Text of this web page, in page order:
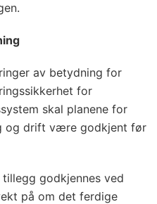
av betydning for
for
skal planene for
og drift være godkjent før
godkjennes ved
på om det ferdige